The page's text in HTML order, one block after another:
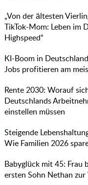
„Von der ältesten
TikTok-Mom: Leben im
Highspeed“
KI-Boom in
Jobs profitieren am
Rente 2030: Worauf
Deutschlands
einstellen müssen
Steigende
Wie Familien 2026
Babyglück mit 45: Frau
ersten Sohn Nethan zur